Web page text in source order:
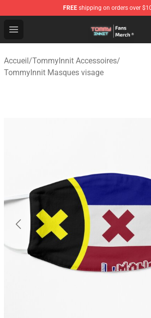
FREE shipping on orders over
Open menu
TommyInnit Store - Official
Accueil/TommyInnit Accessoires/
TommyInnit Masques visage